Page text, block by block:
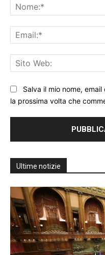
Salva il mio nome,
la prossima volta che
Ultime notizie